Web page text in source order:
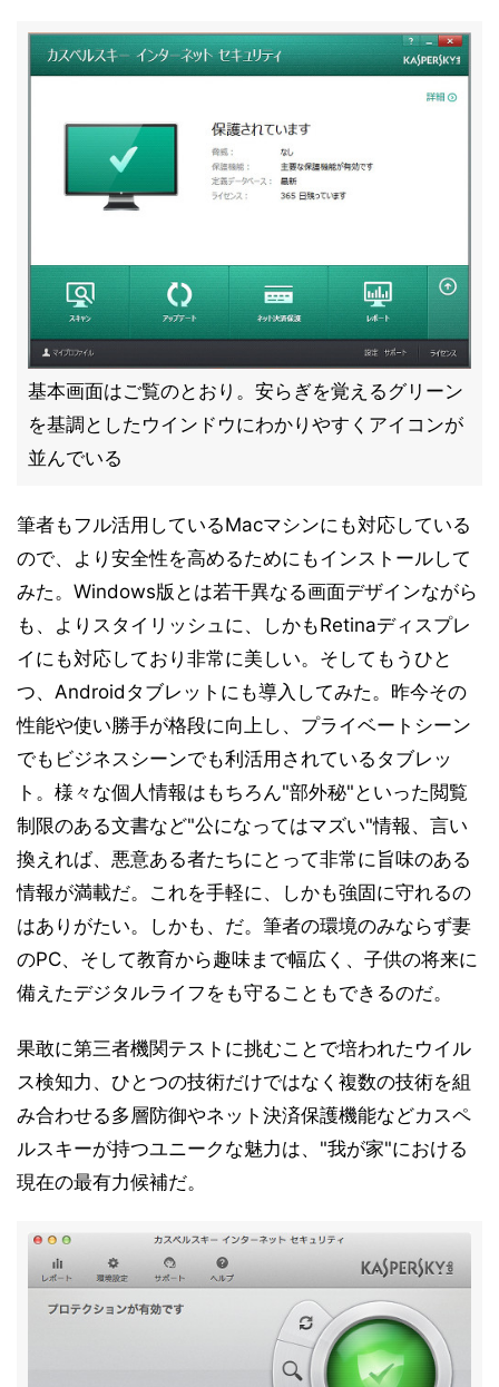
基本画面はご覧のとおり。安らぎを覚えるグリーン
を基調としたウインドウにわかりやすくアイコンが
並んでいる
筆者もフル活用しているMacマシンにも対応している
ので、より安全性を高めるためにもインストールして
みた。Windows版とは若干異なる画面デザインながら
も、よりスタイリッシュに、しかもRetinaディスプレ
イにも対応しており非常に美しい。そしてもうひと
つ、Androidタブレットにも導入してみた。昨今その
性能や使い勝手が格段に向上し、プライベートシーン
でもビジネスシーンでも利活用されているタブレッ
ト。様々な個人情報はもちろん"部外秘"といった閲覧
制限のある文書など"公になってはマズい"情報、言い
換えれば、悪意ある者たちにとって非常に旨味のある
情報が満載だ。これを手軽に、しかも強固に守れるの
はありがたい。しかも、だ。筆者の環境のみならず妻
のPC、そして教育から趣味まで幅広く、子供の将来に
備えたデジタルライフをも守ることもできるのだ。
果敢に第三者機関テストに挑むことで培われたウイル
ス検知力、ひとつの技術だけではなく複数の技術を組
み合わせる多層防御やネット決済保護機能などカスペ
ルスキーが持つユニークな魅力は、"我が家"における
現在の最有力候補だ。